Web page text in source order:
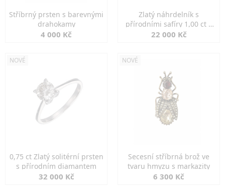
Stříbrný prsten s barevnými
drahokamy
4 000 Kč
Zlatý náhrdelník s
přírodními safíry 1,00 ct a
diamanty
22 000 Kč
NOVÉ
0,75 ct Zlatý solitérní prsten
s přírodním diamantem
32 000 Kč
NOVÉ
Secesní stříbrná brož ve
tvaru hmyzu s markazity
6 300 Kč